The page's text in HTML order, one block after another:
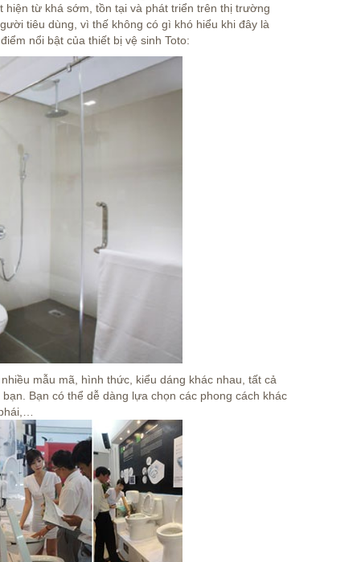
từ khá sớm, tồn tại và phát triển trên thị trường
tiêu dùng, vì thế không có gì khó hiểu khi đây là
nổi bật của thiết bị vệ sinh Toto:
mẫu mã, hình thức, kiểu dáng khác nhau, tất cả
Bạn có thể dễ dàng lựa chọn các phong cách khác